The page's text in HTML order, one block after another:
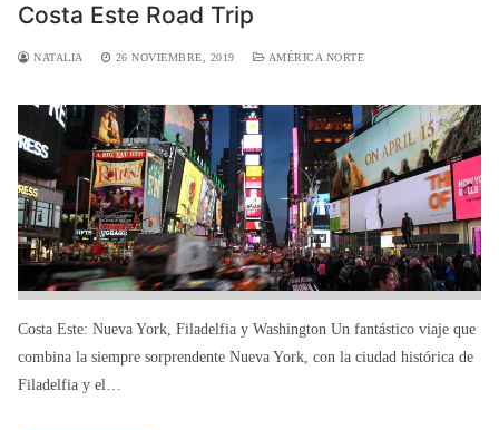
Costa Este Road Trip
NATALIA 26 NOVIEMBRE, 2019 AMÉRICA NORTE
Costa Este: Nueva York, Filadelfia y Washington Un fantástico viaje que
combina la siempre sorprendente Nueva York, con la ciudad histórica de
Filadelfia y el…